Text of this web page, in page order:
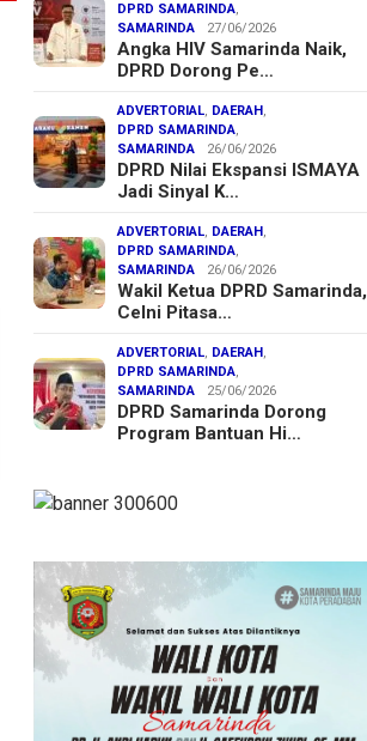
DPRD SAMARINDA,
SAMARINDA
27/06/2026
Angka HIV Samarinda Naik,
DPRD Dorong Pe…
ADVERTORIAL, DAERAH ,
DPRD SAMARINDA,
SAMARINDA
26/06/2026
DPRD Nilai Ekspansi ISMAYA
Jadi Sinyal K…
ADVERTORIAL, DAERAH ,
DPRD SAMARINDA,
SAMARINDA
26/06/2026
Wakil Ketua DPRD Samarinda,
Celni Pitasa…
ADVERTORIAL, DAERAH ,
DPRD SAMARINDA,
SAMARINDA
25/06/2026
DPRD Samarinda Dorong
Program Bantuan Hi…